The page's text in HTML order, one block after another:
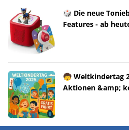
🎲 Die neue
Features - ab
🧒 Weltkindertag
Aktionen &amp;